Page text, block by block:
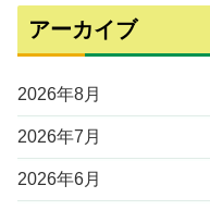
アーカイブ
2026年8月
2026年7月
2026年6月